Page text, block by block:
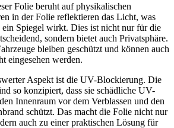
Folie beruht auf physikalischen
in der Folie reflektieren das Licht, was
ein Spiegel wirkt. Dies ist nicht nur für die
sondern bietet auch Privatsphäre.
bleiben geschützt und können auch
eingesehen werden.
Aspekt ist die UV-Blockierung. Die
so konzipiert, dass sie schädliche UV-
Innenraum vor dem Verblassen und den
schützt. Das macht die Folie nicht nur
auch zu einer praktischen Lösung für